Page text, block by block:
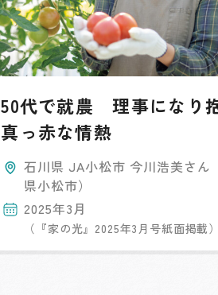
50代で就農 理事になり
真っ赤な情熱
石川県 JA小松市 今川浩美さん
県小松市）
2025年3月
（『家の光』2025年3月号紙面掲載）